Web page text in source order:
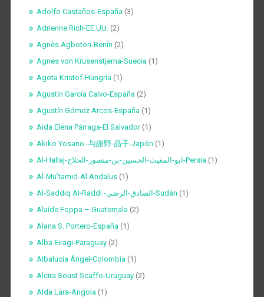
Adolfo Castaños-España(3)
Adrienne Rich-EE.UU.(2)
Agnès Agboton-Benín (2)
Agnes von Krusenstjerna-Suecia(1)
Agota Kristof-Hungría(1)
Agustín García Calvo-España(2)
Agustín Gómez Arcos-España(1)
Aída Elena Párraga-El Salvador(1)
Akiko Yosano -与謝野-晶子-Japón (1)
Al-Hallaj-ابو-المغيث-الحسين-بن-منصور-الحلاج-Persia(1)
Al-Mu’tamid-Al Andalus(1)
Al-Saddiq Al-Raddi -الصادق-الرضي-Sudán (1)
Alaíde Foppa – Guatemala(2)
Alana S. Portero-España(1)
Alba Eiragi-Paraguay(2)
Albalucía Ángel-Colombia(1)
Alcira Soust Scaffo-Uruguay(2)
Alda Lara-Angola(1)